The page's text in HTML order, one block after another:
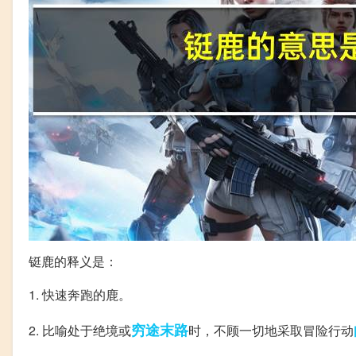
铤鹿的释义是：
1. 快速奔跑的鹿。
2. 比喻处于绝境或穷途末路时，不顾一切地采取冒险行动